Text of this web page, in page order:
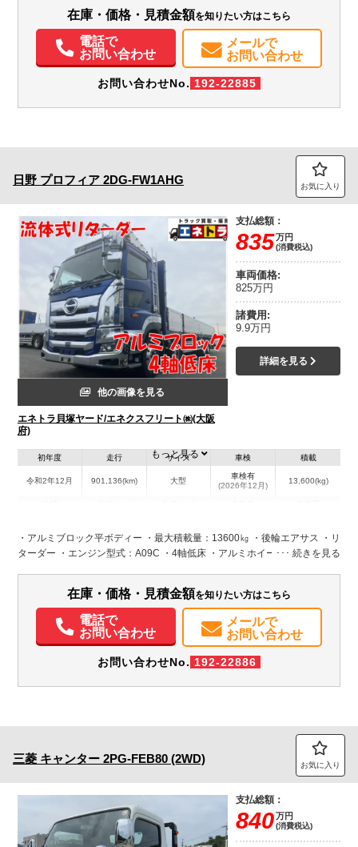
パワステ パワーウィンドウ ABS エアバッグ
アルミホイール
電動格納ミラー
キグリル ・メッキコーナーパネル ・メッキミラー ・内フック ・スタンシ
ョンホール ・プロシフト
在庫・価格・見積金額を知りたい方はこちら
電話で
お問い合わせ
メールで
お問い合わせ
お問い合わせNo. 192-22885
日野 プロフィア 2DG-FW1AHG お気に入り
他の画像を見る
エネトラ貝塚ヤード/エネクスフリート㈱(大阪
府)
支払総額：
835万円
(消費税込)
車両価格:
825万円
諸費用:
9.9万円
詳細を見る
初年度
令和2年12月
走行
901,136(km)
サイズ
大型
車検
車検有
(2026年12月)
積載
13,600(kg)
W:2,409
H:586
W:2,500
H:3,260
パワステ パワーウィンドウ ABS エアバッグ
アルミホイール
電動格納ミラー
もっと見る
・アルミブロック平ボディー ・最大積載量：13600㎏ ・後輪エアサス ・リ
ターダー ・エンジン型式：A09C ・4軸低床 ・アルミホイール ・蝶番ステ
キグリル ・メッキコーナーパネル ・メッキミラー ・内フック ・スタンシ
ョンホール ・プロシフト
在庫・価格・見積金額を知りたい方はこちら
電話で
お問い合わせ
メールで
お問い合わせ
お問い合わせNo. 192-22886
三菱 キャンター 2PG-FEB80 (2WD) お気に入り
支払総額：
840万円
(消費税込)